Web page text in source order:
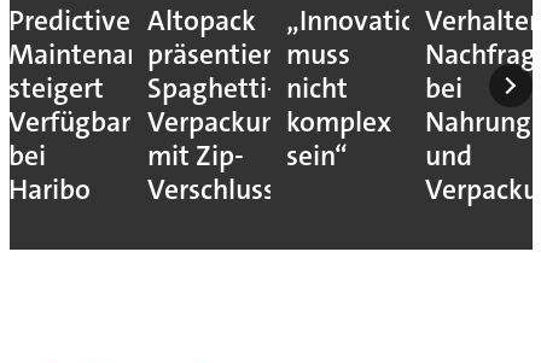
Predictive
Maintenance
steigert
Verfügbarkeit
bei
Haribo
Altopack
präsentiert
Spaghetti-
Verpackung
mit Zip-
Verschluss
„Innovation
muss
nicht
komplex
sein“
bei
und